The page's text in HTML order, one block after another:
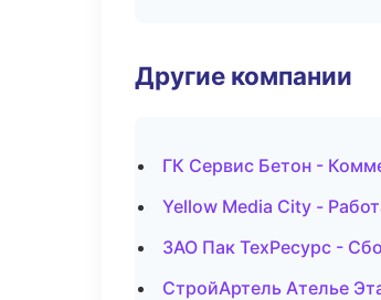
Другие компании
ГК Сервис Бетон -
Yellow Media City -
ЗАО Пак ТехРесурс -
СтройАртель Ателье